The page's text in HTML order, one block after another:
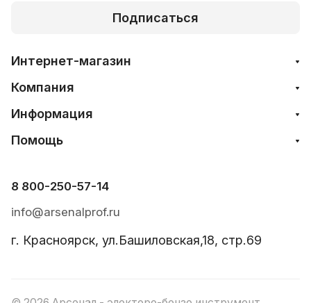
Подписаться
Интернет-магазин
Компания
Информация
Помощь
8 800-250-57-14
info@arsenalprof.ru
г. Красноярск, ул.Башиловская,18, стр.69